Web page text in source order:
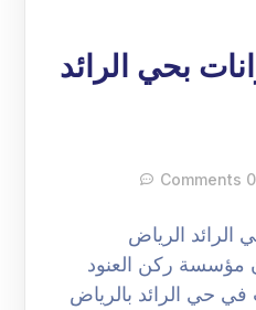
نوفمبر
بحي الرائد
0 Comments
الرياض
حيث ان مؤسسة ركن العنود
في حي الرائد بالرياض